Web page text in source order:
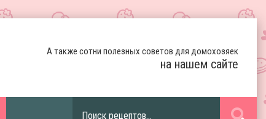
А также сотни полезных советов для домохозяек
на нашем сайте